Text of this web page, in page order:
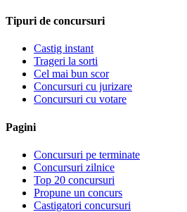
Tipuri de concursuri
Castig instant
Trageri la sorti
Cel mai bun scor
Concursuri cu jurizare
Concursuri cu votare
Pagini
Concursuri pe terminate
Concursuri zilnice
Top 20 concursuri
Propune un concurs
Castigatori concursuri